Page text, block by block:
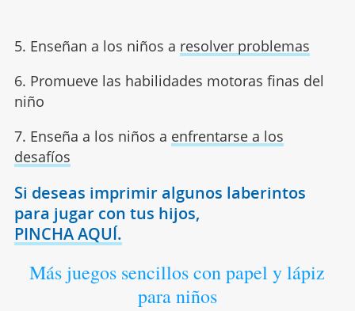
5. Enseñan a los niños a resolver problemas
6. Promueve las habilidades motoras finas del
niño
7. Enseña a los niños a enfrentarse a los
desafíos
Si deseas imprimir algunos laberintos
para jugar con tus hijos,
PINCHA AQUÍ.
Más juegos sencillos con papel y lápiz
para niños